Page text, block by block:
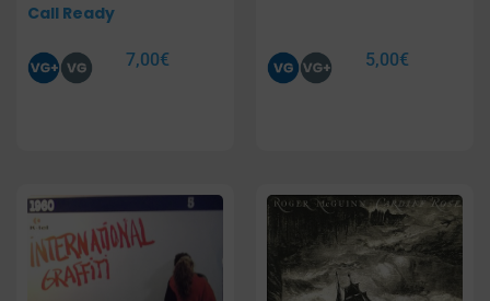
Call Ready
7,00€ 5,00€